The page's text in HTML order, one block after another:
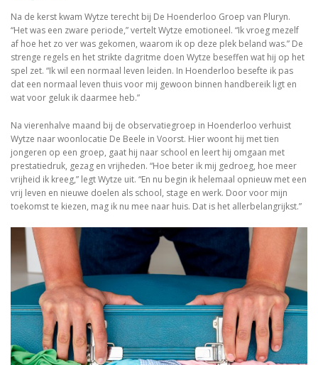
Na de kerst kwam Wytze terecht bij De Hoenderloo Groep van Pluryn.
“Het was een zware periode,” vertelt Wytze emotioneel. “Ik vroeg mezelf
af hoe het zo ver was gekomen, waarom ik op deze plek beland was.” De
strenge regels en het strikte dagritme doen Wytze beseffen wat hij op het
spel zet. “Ik wil een normaal leven leiden. In Hoenderloo besefte ik pas
dat een normaal leven thuis voor mij gewoon binnen handbereik ligt en
wat voor geluk ik daarmee heb.”
Na vierenhalve maand bij de observatiegroep in Hoenderloo verhuist
Wytze naar woonlocatie De Beele in Voorst. Hier woont hij met tien
jongeren op een groep, gaat hij naar school en leert hij omgaan met
prestatiedruk, gezag en vrijheden. “Hoe beter ik mij gedroeg, hoe meer
vrijheid ik kreeg,” legt Wytze uit. “En nu begin ik helemaal opnieuw met een
vrij leven en nieuwe doelen als school, stage en werk. Door voor mijn
toekomst te kiezen, mag ik nu mee naar huis. Dat is het allerbelangrijkst.”